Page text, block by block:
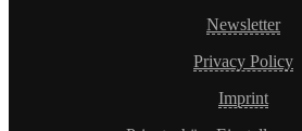
Newsletter
Privacy Policy
Imprint